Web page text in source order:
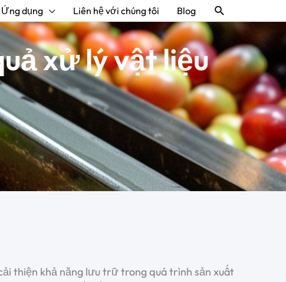
Ứng dụng Liên hệ với chúng tôi Blog Tìm
kiếm
xử lý vật liệu
thiện khả năng lưu trữ trong quá trình sản xuất